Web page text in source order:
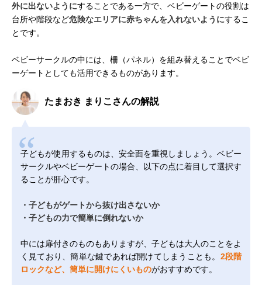
外に出ないようにすることである一方で、ベビーゲートの役割は
台所や階段など危険なエリアに赤ちゃんを入れないようにするこ
とです。
ベビーサークルの中には、柵（パネル）を組み替えることでベビ
ーゲートとしても活用できるものがあります。
たまおき まりこさんの解説
子どもが使用するものは、安全面を重視しましょう。ベビー
サークルやベビーゲートの場合、以下の点に着目して選択す
ることが肝心です。
・子どもがゲートから抜け出さないか
・子どもの力で簡単に倒れないか
中には扉付きのものもありますが、子どもは大人のことをよ
く見ており、簡単な鍵であれば開けてしまうことも。 2段階
ロックなど、簡単に開けにくいものがおすすめです。